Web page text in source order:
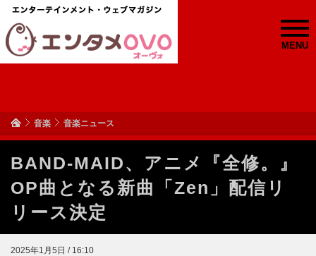
MENU
音楽 音楽ニュース
BAND-MAID、アニメ『全修。』
OP曲となる新曲「Zen」配信リ
リース決定
2025年1月5日 / 16:10